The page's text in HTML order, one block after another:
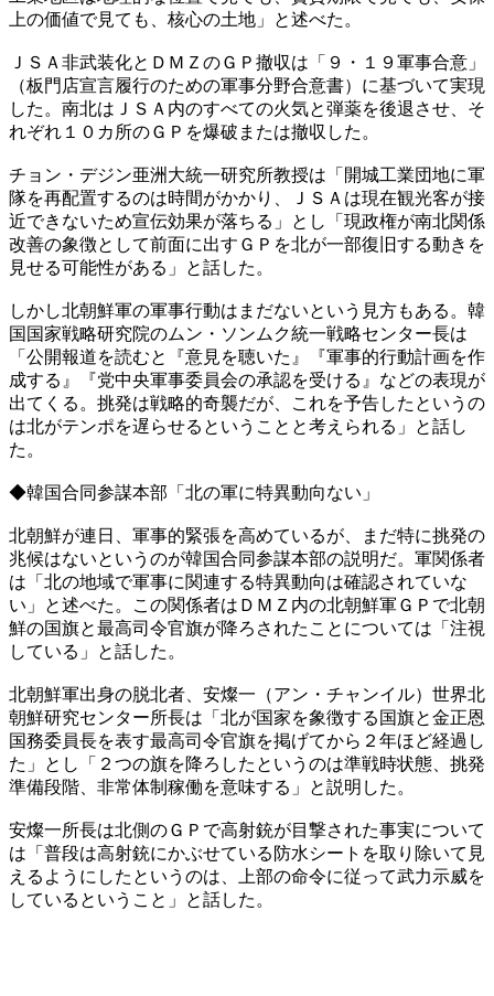
上の価値で見ても、核心の土地」と述べた。
ＪＳＡ非武装化とＤＭＺのＧＰ撤収は「９・１９軍事合意」
（板門店宣言履行のための軍事分野合意書）に基づいて実現
した。南北はＪＳＡ内のすべての火気と弾薬を後退させ、そ
れぞれ１０カ所のＧＰを爆破または撤収した。
チョン・デジン亜洲大統一研究所教授は「開城工業団地に軍
隊を再配置するのは時間がかかり、ＪＳＡは現在観光客が接
近できないため宣伝効果が落ちる」とし「現政権が南北関係
改善の象徴として前面に出すＧＰを北が一部復旧する動きを
見せる可能性がある」と話した。
しかし北朝鮮軍の軍事行動はまだないという見方もある。韓
国国家戦略研究院のムン・ソンムク統一戦略センター長は
「公開報道を読むと『意見を聴いた』『軍事的行動計画を作
成する』『党中央軍事委員会の承認を受ける』などの表現が
出てくる。挑発は戦略的奇襲だが、これを予告したというの
は北がテンポを遅らせるということと考えられる」と話し
た。
◆韓国合同参謀本部「北の軍に特異動向ない」
北朝鮮が連日、軍事的緊張を高めているが、まだ特に挑発の
兆候はないというのが韓国合同参謀本部の説明だ。軍関係者
は「北の地域で軍事に関連する特異動向は確認されていな
い」と述べた。この関係者はＤＭＺ内の北朝鮮軍ＧＰで北朝
鮮の国旗と最高司令官旗が降ろされたことについては「注視
している」と話した。
北朝鮮軍出身の脱北者、安燦一（アン・チャンイル）世界北
朝鮮研究センター所長は「北が国家を象徴する国旗と金正恩
国務委員長を表す最高司令官旗を掲げてから２年ほど経過し
た」とし「２つの旗を降ろしたというのは準戦時状態、挑発
準備段階、非常体制稼働を意味する」と説明した。
安燦一所長は北側のＧＰで高射銃が目撃された事実について
は「普段は高射銃にかぶせている防水シートを取り除いて見
えるようにしたというのは、上部の命令に従って武力示威を
しているということ」と話した。